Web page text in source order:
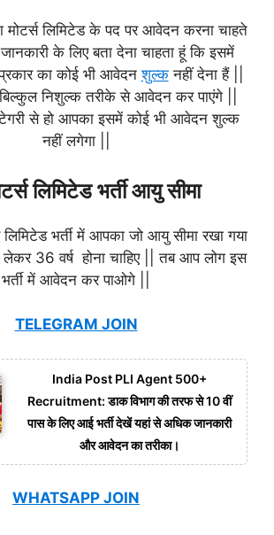
मोटर्स लिमिटेड के पद पर आवेदन करना चाहते
के लिए बता देना चाहता हूं कि इसमें
का कोई भी आवेदनशुल्कनहीं देना हैं ||
निशुल्क तरीके से आवेदन कर पाएंगे ||
से हो आपका इसमें कोई भी आवेदन शुल्क
नहीं लगेगा ||
लिमिटेड भर्ती आयु सीमा
लिमिटेड भर्ती में आपका जो आयु सीमा रखा गया
36 वर्ष होना चाहिए || तब आप लोग इस
भर्ती में आवेदन कर पाओगे ||
TELEGRAM JOIN
India Post PLI Agent 500+
Recruitment: डाक विभाग की तरफ से 10 वीं
पास के लिए आई भर्ती देखें यहां से अधिक जानकारी
और आवेदन का तरीका।
WHATSAPP JOIN